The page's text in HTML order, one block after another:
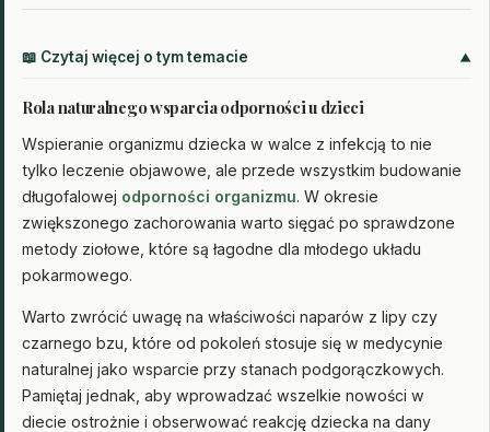
📖 Czytaj więcej o tym temacie
Rola naturalnego wsparcia odporności u dzieci
Wspieranie organizmu dziecka w walce z infekcją to nie
tylko leczenie objawowe, ale przede wszystkim budowanie
długofalowej odporności organizmu. W okresie
zwiększonego zachorowania warto sięgać po sprawdzone
metody ziołowe, które są łagodne dla młodego układu
pokarmowego.
Warto zwrócić uwagę na właściwości naparów z lipy czy
czarnego bzu, które od pokoleń stosuje się w medycynie
naturalnej jako wsparcie przy stanach podgorączkowych.
Pamiętaj jednak, aby wprowadzać wszelkie nowości w
diecie ostrożnie i obserwować reakcję dziecka na dany